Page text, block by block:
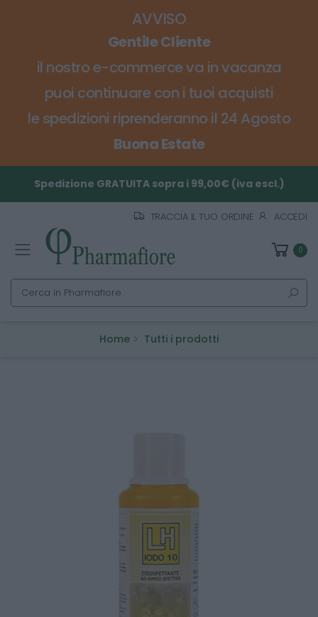
AVVISO
Gentile Cliente
il nostro e-commerce va in vacanza
puoi continuare con i tuoi acquisti
le spedizioni riprenderanno il 24 Agosto
Buona Estate
Spedizione GRATUITA sopra i 99,00€ (iva escl.)
TRACCIA IL TUO ORDINE ACCEDI
Toggle mobile menu 0
Cerca
Home Tutti i prodotti